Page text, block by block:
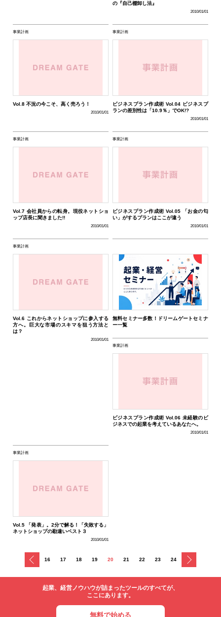
の『自己棚卸し法』
2010/01/01
事業計画
Vol.8 不況の今こそ、高く売ろう！
2010/01/01
事業計画
ビジネスプラン作成術 Vol.04 ビジネスプ
ランの差別性は「10.9％」でOK!?
2010/01/01
事業計画
Vol.7 会社員からの転身。現役ネットショ
ップ店長に聞きました!!
2010/01/01
事業計画
ビジネスプラン作成術 Vol.05 「お金の匂
い」がするプランはここが違う
2010/01/01
事業計画
Vol.6 これからネットショップに参入する
方へ。巨大な市場のスキマを狙う方法と
は？
2010/01/01
無料セミナー多数！ドリームゲートセミナ
ー一覧
事業計画
ビジネスプラン作成術 Vol.06 未経験のビ
ジネスでの起業を考えているあなたへ。
2010/01/01
事業計画
Vol.5 「発表」。2分で解る！「失敗する」
ネットショップの勘違いベスト３
2010/01/01
戻る
16 17 18 19 20 21 22 23 24
起業、経営ノウハウが詰まったツールのすべてが、
ここにあります。
無料で始める